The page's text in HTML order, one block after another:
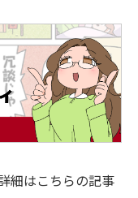
細はこちらの記事